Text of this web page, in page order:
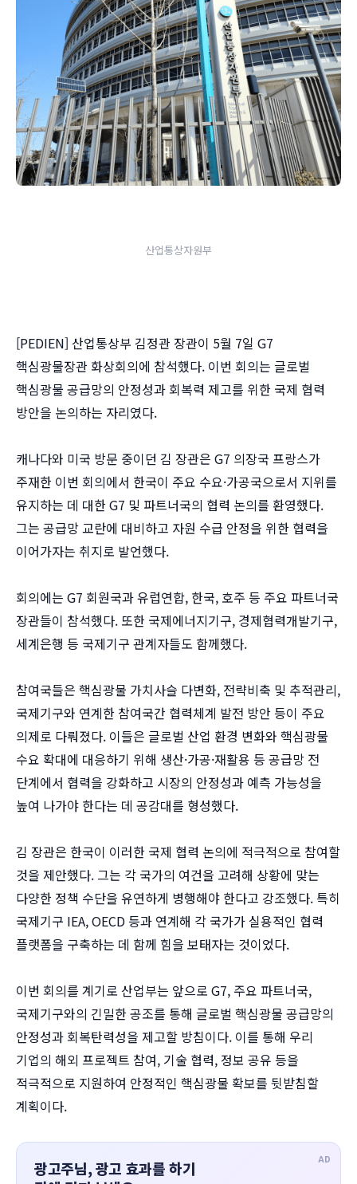
산업통상자원부
[PEDIEN] 산업통상부 김정관 장관이 5월 7일 G7
핵심광물장관 화상회의에 참석했다. 이번 회의는 글로벌
핵심광물 공급망의 안정성과 회복력 제고를 위한 국제 협력
방안을 논의하는 자리였다.
캐나다와 미국 방문 중이던 김 장관은 G7 의장국 프랑스가
주재한 이번 회의에서 한국이 주요 수요·가공국으로서 지위를
유지하는 데 대한 G7 및 파트너국의 협력 논의를 환영했다.
그는 공급망 교란에 대비하고 자원 수급 안정을 위한 협력을
이어가자는 취지로 발언했다.
회의에는 G7 회원국과 유럽연합, 한국, 호주 등 주요 파트너국
장관들이 참석했다. 또한 국제에너지기구, 경제협력개발기구,
세계은행 등 국제기구 관계자들도 함께했다.
참여국들은 핵심광물 가치사슬 다변화, 전략비축 및 추적관리,
국제기구와 연계한 참여국간 협력체계 발전 방안 등이 주요
의제로 다뤄졌다. 이들은 글로벌 산업 환경 변화와 핵심광물
수요 확대에 대응하기 위해 생산·가공·재활용 등 공급망 전
단계에서 협력을 강화하고 시장의 안정성과 예측 가능성을
높여 나가야 한다는 데 공감대를 형성했다.
김 장관은 한국이 이러한 국제 협력 논의에 적극적으로 참여할
것을 제안했다. 그는 각 국가의 여건을 고려해 상황에 맞는
다양한 정책 수단을 유연하게 병행해야 한다고 강조했다. 특히
국제기구 IEA, OECD 등과 연계해 각 국가가 실용적인 협력
플랫폼을 구축하는 데 함께 힘을 보태자는 것이었다.
이번 회의를 계기로 산업부는 앞으로 G7, 주요 파트너국,
국제기구와의 긴밀한 공조를 통해 글로벌 핵심광물 공급망의
안정성과 회복탄력성을 제고할 방침이다. 이를 통해 우리
기업의 해외 프로젝트 참여, 기술 협력, 정보 공유 등을
적극적으로 지원하여 안정적인 핵심광물 확보를 뒷받침할
계획이다.
AD
광고주님, 광고 효과를 하기